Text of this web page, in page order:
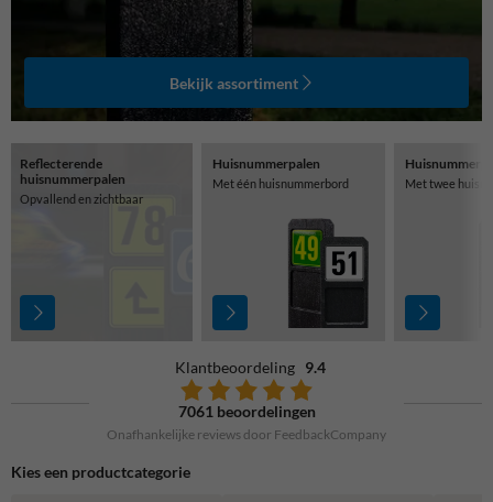
Bekijk assortiment
Reflecterende
huisnummerpalen
Opvallend en zichtbaar
Huisnummerpalen
Met één huisnummerbord Met twee
Klantbeoordeling 9.4
7061 beoordelingen
Onafhankelijke reviews door FeedbackCompany
Kies een productcategorie